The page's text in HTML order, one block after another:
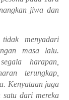
jiwa dan
menyadari
masa lalu.
harapan,
terungkap,
Kenyataan juga
satu dari mereka